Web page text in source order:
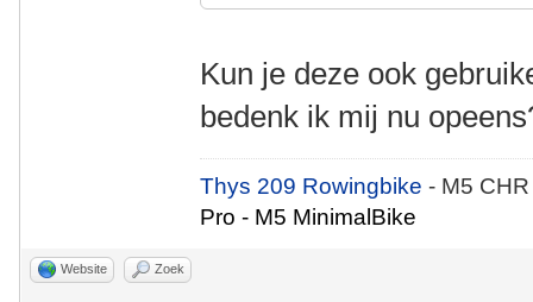
Kun je deze ook
bedenk ik mij nu
Thys 209 Rowingbike- M5
Pro - M5 MinimalBike
Website Zoek